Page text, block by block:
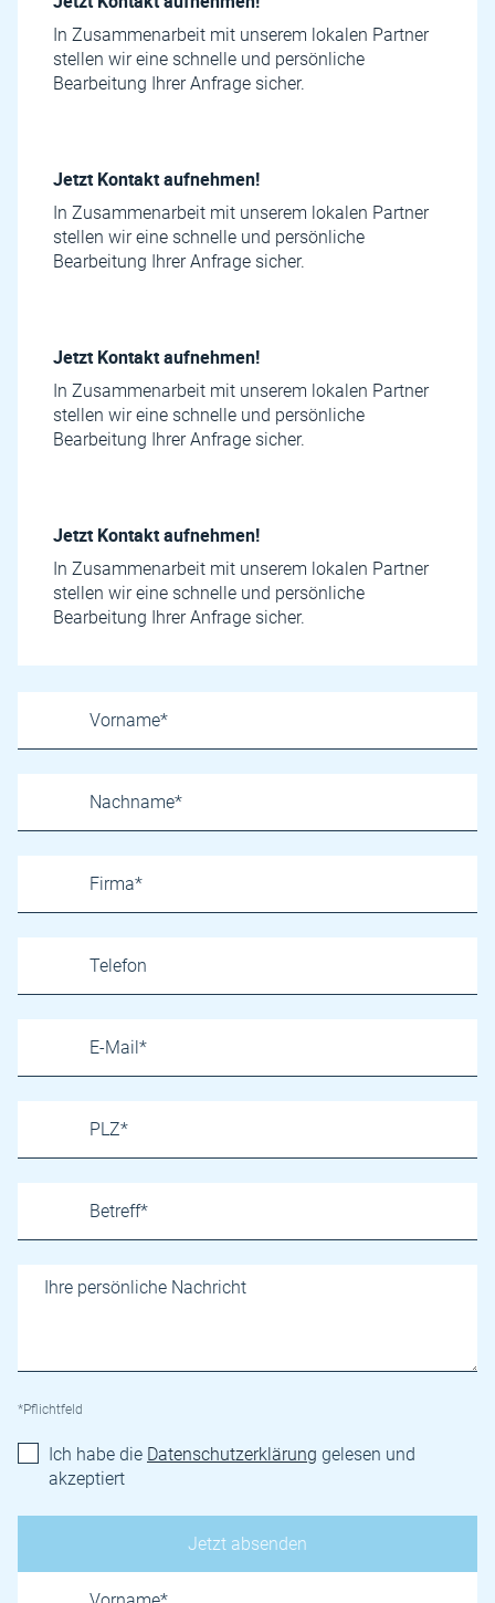
In Zusammenarbeit mit unserem lokalen Partner
stellen wir eine schnelle und persönliche
Bearbeitung Ihrer Anfrage sicher.
Jetzt Kontakt aufnehmen!
In Zusammenarbeit mit unserem lokalen Partner
stellen wir eine schnelle und persönliche
Bearbeitung Ihrer Anfrage sicher.
Jetzt Kontakt aufnehmen!
In Zusammenarbeit mit unserem lokalen Partner
stellen wir eine schnelle und persönliche
Bearbeitung Ihrer Anfrage sicher.
Jetzt Kontakt aufnehmen!
In Zusammenarbeit mit unserem lokalen Partner
stellen wir eine schnelle und persönliche
Bearbeitung Ihrer Anfrage sicher.
*Pflichtfeld
Ich habe die Datenschutzerklärung gelesen und
akzeptiert